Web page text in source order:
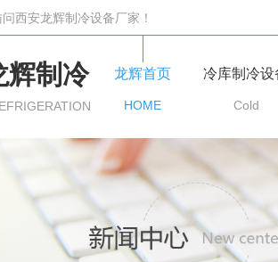
西安龙辉制冷设备厂家！
辉制冷 龙辉首页
HOME
冷库制冷设
Cold